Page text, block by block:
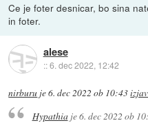
Ce je foter desnicar, bo sina
in foter.
alese
::6. dec 2022, 12:42
nirburu je6. dec 2022 ob 10:43
Hypathiaje6. dec 2022 ob